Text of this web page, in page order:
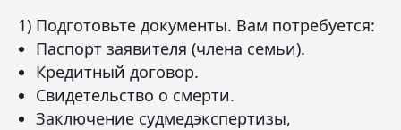
1) Подготовьте документы. Вам потребуется:
Паспорт заявителя (члена семьи).
Кредитный договор.
Свидетельство о смерти.
Заключение судмедэкспертизы,